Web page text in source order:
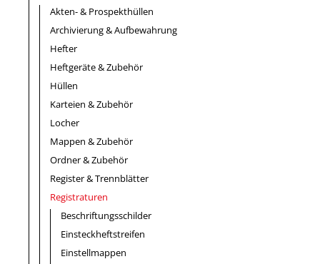
Akten- & Prospekthüllen
Archivierung & Aufbewahrung
Hefter
Heftgeräte & Zubehör
Hüllen
Karteien & Zubehör
Locher
Mappen & Zubehör
Ordner & Zubehör
Register & Trennblätter
Registraturen
Beschriftungsschilder
Einsteckheftstreifen
Einstellmappen